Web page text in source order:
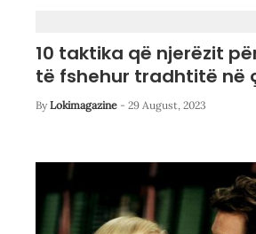
10 taktika që njerëzit
të fshehur tradhtitë në
By Lokimagazine - 29 August, 2023